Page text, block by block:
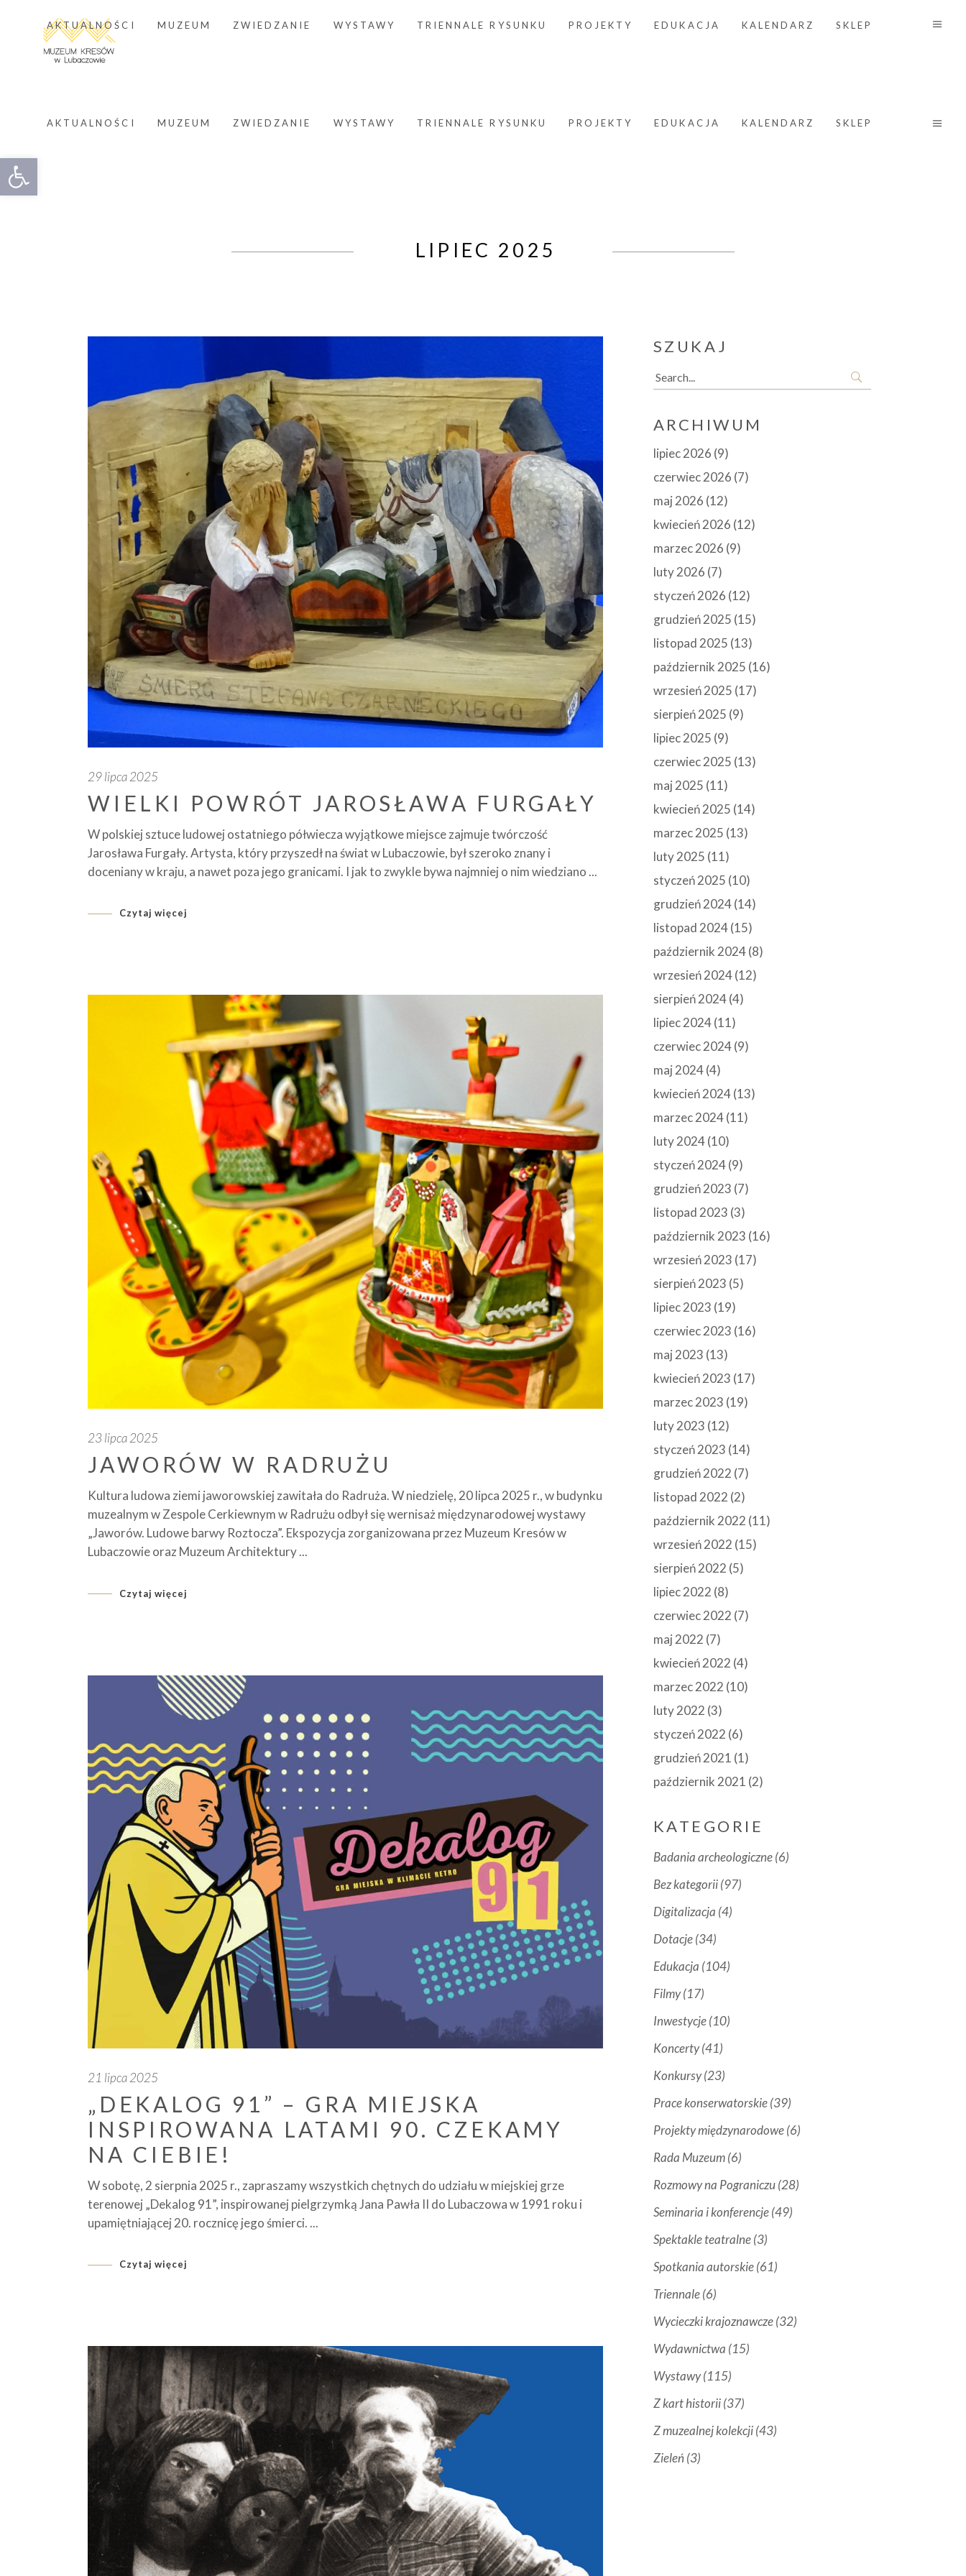
Otwórz pasek narzędzi
AKTUALNOŚCI MUZEUM ZWIEDZANIE WYSTAWY TRIENNALE RYSUNKU PROJEKTY EDUKACJA KALENDARZ SKLEP
AKTUALNOŚCI MUZEUM ZWIEDZANIE WYSTAWY TRIENNALE RYSUNKU PROJEKTY EDUKACJA KALENDARZ SKLEP
LIPIEC 2025
29 lipca 2025
WIELKI POWRÓT JAROSŁAWA FURGAŁY
W polskiej sztuce ludowej ostatniego półwiecza wyjątkowe miejsce zajmuje twórczość
Jarosława Furgały. Artysta, który przyszedł na świat w Lubaczowie, był szeroko znany i
doceniany w kraju, a nawet poza jego granicami. I jak to zwykle bywa najmniej o nim wiedziano
Czytaj więcej
23 lipca 2025
JAWORÓW W RADRUŻU
Kultura ludowa ziemi jaworowskiej zawitała do Radruża. W niedzielę, 20 lipca 2025 r., w budynku
muzealnym w Zespole Cerkiewnym w Radrużu odbył się wernisaż międzynarodowej wystawy
„Jaworów. Ludowe barwy Roztocza”. Ekspozycja zorganizowana przez Muzeum Kresów w
Lubaczowie oraz Muzeum Architektury
Czytaj więcej
21 lipca 2025
„DEKALOG 91” – GRA MIEJSKA
INSPIROWANA LATAMI 90. CZEKAMY
NA CIEBIE!
W sobotę, 2 sierpnia 2025 r., zapraszamy wszystkich chętnych do udziału w miejskiej grze
terenowej „Dekalog 91”, inspirowanej pielgrzymką Jana Pawła II do Lubaczowa w 1991 roku i
upamiętniającej 20. rocznicę jego śmierci.
Czytaj więcej
SZUKAJ
Search
for:
ARCHIWUM
lipiec 2026 (9)
czerwiec 2026 (7)
maj 2026 (12)
kwiecień 2026 (12)
marzec 2026 (9)
luty 2026 (7)
styczeń 2026 (12)
grudzień 2025 (15)
listopad 2025 (13)
październik 2025 (16)
wrzesień 2025 (17)
sierpień 2025 (9)
lipiec 2025 (9)
czerwiec 2025 (13)
maj 2025 (11)
kwiecień 2025 (14)
marzec 2025 (13)
luty 2025 (11)
styczeń 2025 (10)
grudzień 2024(14)
listopad 2024(15)
październik 2024(8)
wrzesień 2024(12)
sierpień 2024(4)
lipiec 2024(11)
czerwiec 2024(9)
maj 2024(4)
kwiecień 2024(13)
marzec 2024(11)
luty 2024(10)
styczeń 2024(9)
grudzień 2023 (7)
listopad 2023 (3)
październik 2023 (16)
wrzesień 2023 (17)
sierpień 2023 (5)
lipiec 2023 (19)
czerwiec 2023 (16)
maj 2023 (13)
kwiecień 2023 (17)
marzec 2023 (19)
luty 2023 (12)
styczeń 2023 (14)
grudzień 2022 (7)
listopad 2022 (2)
październik 2022 (11)
wrzesień 2022 (15)
sierpień 2022 (5)
lipiec 2022 (8)
czerwiec 2022 (7)
maj 2022 (7)
kwiecień 2022 (4)
marzec 2022 (10)
luty 2022 (3)
styczeń 2022 (6)
grudzień 2021 (1)
październik 2021 (2)
KATEGORIE
Badania archeologiczne(6)
Bez kategorii(97)
Digitalizacja (4)
Dotacje(34)
Edukacja (104)
Filmy(17)
Inwestycje(10)
Koncerty(41)
Konkursy(23)
Prace konserwatorskie(39)
Projekty międzynarodowe(6)
Rada Muzeum(6)
Rozmowy na Pograniczu(28)
Seminaria i konferencje(49)
Spektakle teatralne(3)
Spotkania autorskie(61)
Triennale(6)
Wycieczki krajoznawcze(32)
Wydawnictwa (15)
Wystawy(115)
Z kart historii(37)
Z muzealnej kolekcji(43)
Zieleń (3)